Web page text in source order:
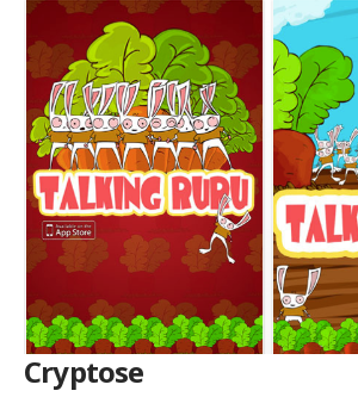
Cryptose